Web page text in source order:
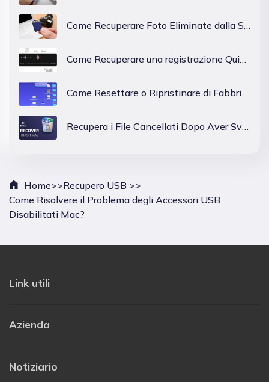
Come Recuperare Foto Eliminate dalla Scheda SD su Mac?
Come Recuperare una registrazione QuickTime non Salvata o Cancellata su Mac?
Come Resettare o Ripristinare di Fabbrica il MacBook Air？
Recupera i File Cancellati Dopo Aver Svuotato il Cestino su Mac
Home>>Recupero USB >>
Come Risolvere il Problema degli Accessori USB
Disabilitati Mac?
Link utili
Azienda
Notiziario